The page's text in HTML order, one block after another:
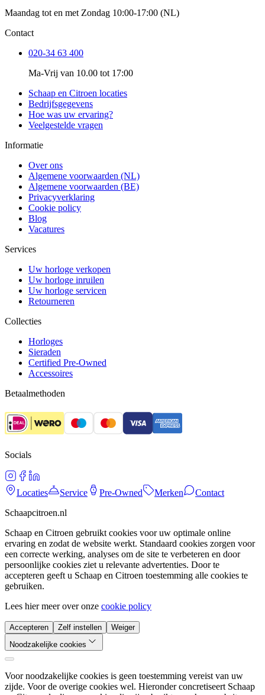
Maandag tot en met Zondag 10:00-17:00 (NL)
Contact
020-34 63 400
Ma-Vrij van 10.00 tot 17:00
Schaap en Citroen locaties
Bedrijfsgegevens
Hoe was uw ervaring?
Veelgestelde vragen
Informatie
Over ons
Algemene voorwaarden (NL)
Algemene voorwaarden (BE)
Privacyverklaring
Cookie policy
Blog
Vacatures
Services
Uw horloge verkopen
Uw horloge inruilen
Uw horloge servicen
Retourneren
Collecties
Horloges
Sieraden
Certified Pre-Owned
Accessoires
Betaalmethoden
Socials
Locaties Service Pre-Owned Merken
Contact
Schaapcitroen.nl
Schaap en Citroen gebruikt cookies voor uw optimale online
ervaring en zodat de website werkt. Standaard cookies zorgen voor
een correcte werking, analyses om de site te verbeteren en door
persoonlijke cookies ziet u relevante advertenties. Door te
accepteren geeft u Schaap en Citroen toestemming alle cookies te
gebruiken.
Lees hier meer over onze cookie policy
Accepteren Zelf instellen
Weiger
Noodzakelijke cookies
Voor noodzakelijke cookies is geen toestemming vereist van uw
zijde. Voor de overige cookies wel. Hieronder concretiseert Schaap